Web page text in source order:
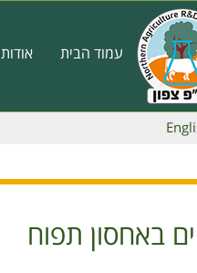
עמוד הבית אודות
באחסון תפוח